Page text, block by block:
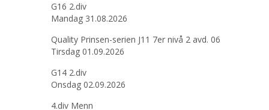
G16 2.div
Mandag 31.08.2026
Quality Prinsen-serien J11 7er nivå 2 avd. 06
Tirsdag 01.09.2026
G14 2.div
Onsdag 02.09.2026
4.div Menn